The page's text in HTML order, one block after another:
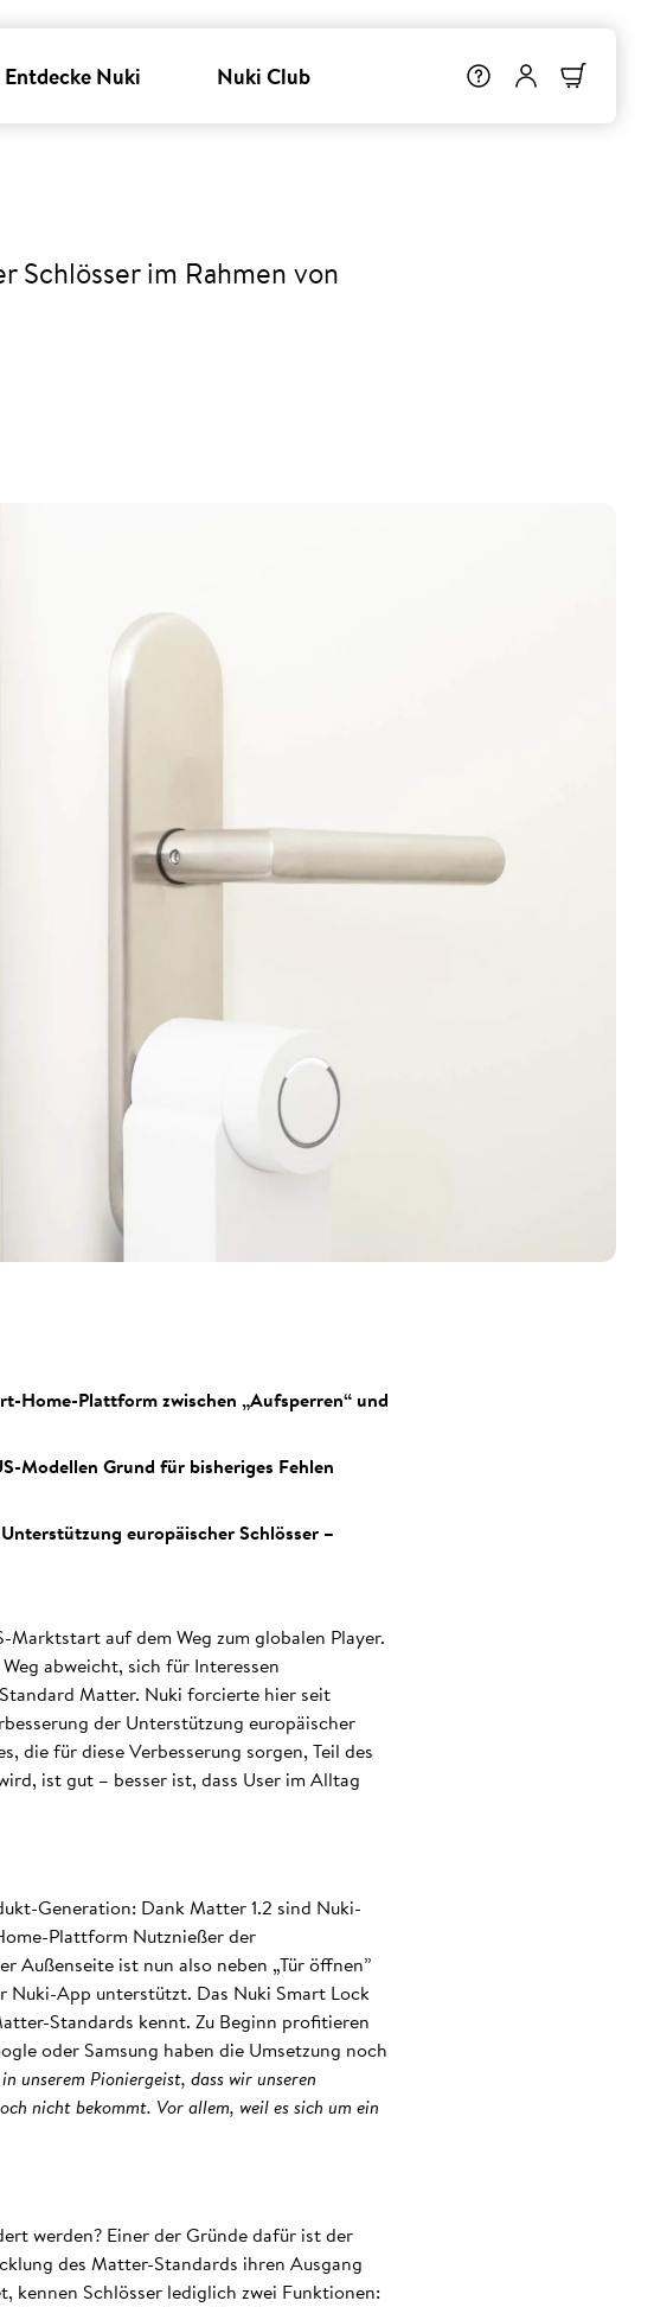
Entdecke Nuki Nuki Club
Schlösser im Rahmen von
Home-Plattform zwischen „Aufsperren“ und
Modellen Grund für bisheriges Fehlen
europäischer Schlösser –
auf dem Weg zum globalen Player.
abweicht, sich für Interessen
Matter. Nuki forcierte hier seit
der Unterstützung europäischer
die für diese Verbesserung sorgen, Teil des
ist gut – besser ist, dass User im Alltag
Generation: Dank Matter 1.2 sind Nuki-
Plattform Nutznießer der
Außenseite ist nun also neben „Tür öffnen”
Nuki-App unterstützt. Das Nuki Smart Lock
Standards kennt. Zu Beginn profitieren
oder Samsung haben die Umsetzung noch
unserem Pioniergeist, dass wir unseren
nicht bekommt. Vor allem, weil es sich um ein
werden? Einer der Gründe dafür ist der
des Matter-Standards ihren Ausgang
kennen Schlösser lediglich zwei Funktionen: